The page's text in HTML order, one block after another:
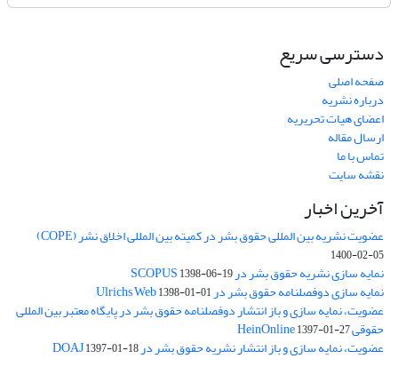
دسترسی سریع
صفحه اصلی
درباره نشریه
اعضای هیات تحریریه
ارسال مقاله
تماس با ما
نقشه سایت
آخرین اخبار
عضویت نشریه بین المللی حقوق بشر در کمیته بین المللی اخلاق نشر (COPE)
1400-02-05
نمایه سازی نشریه حقوق بشر در SCOPUS1398-06-19
نمایه سازی دوفصلنامه حقوق بشر در Ulrichs Web1398-01-01
عضویت، نمایه سازی و باز انتشار دوفصلنامه حقوق بشر در پایگاه معتبر بین المللی
حقوقی HeinOnline1397-01-27
عضویت، نمایه سازی و باز انتشار نشریه حقوق بشر در DOAJ1397-01-18